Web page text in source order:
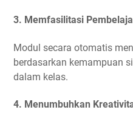
3. Memfasilitasi
Modul secara otomatis
berdasarkan kemampuan
dalam kelas.
4. Menumbuhkan